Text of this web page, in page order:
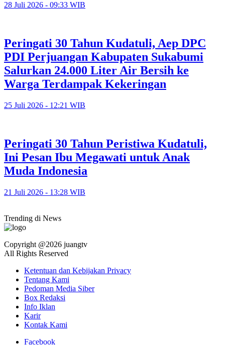
28 Juli 2026 - 09:33 WIB
Peringati 30 Tahun Kudatuli, Aep DPC
PDI Perjuangan Kabupaten Sukabumi
Salurkan 24.000 Liter Air Bersih ke
Warga Terdampak Kekeringan
25 Juli 2026 - 12:21 WIB
Peringati 30 Tahun Peristiwa Kudatuli,
Ini Pesan Ibu Megawati untuk Anak
Muda Indonesia
21 Juli 2026 - 13:28 WIB
Trending di News
Copyright @2026 juangtv
All Rights Reserved
Ketentuan dan Kebijakan Privacy
Tentang Kami
Pedoman Media Siber
Box Redaksi
Info Iklan
Karir
Kontak Kami
Facebook